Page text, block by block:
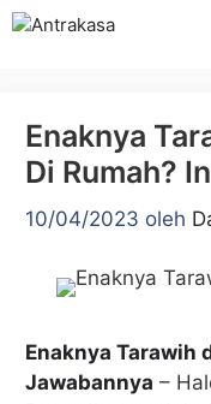
Langsung
Enaknya
Di Rumah?
10/04/2023 oleh
Enaknya Tarawih
Jawabannya –